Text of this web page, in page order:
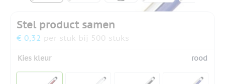
Stel product samen
€ 0,32 per stuk bij 500 stuks
Kies kleur rood